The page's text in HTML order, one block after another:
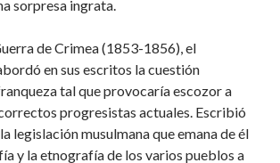
sorpresa ingrata.
de Crimea (1853-1856), el
en sus escritos la cuestión
tal que provocaría escozor a
progresistas actuales. Escribió
legislación musulmana que emana de él
y la etnografía de los varios pueblos a